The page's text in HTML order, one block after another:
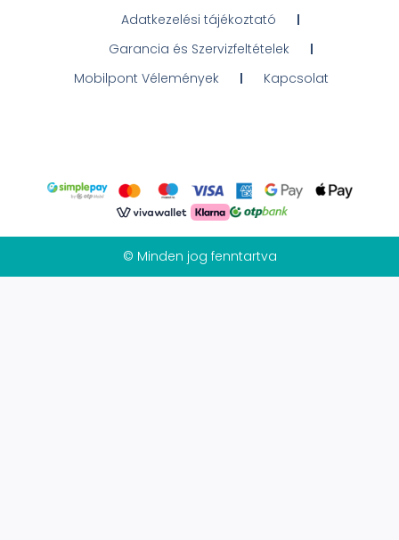
Adatkezelési tájékoztató
Garancia és Szervizfeltételek
Mobilpont Vélemények
Kapcsolat
© Minden jog fenntartva